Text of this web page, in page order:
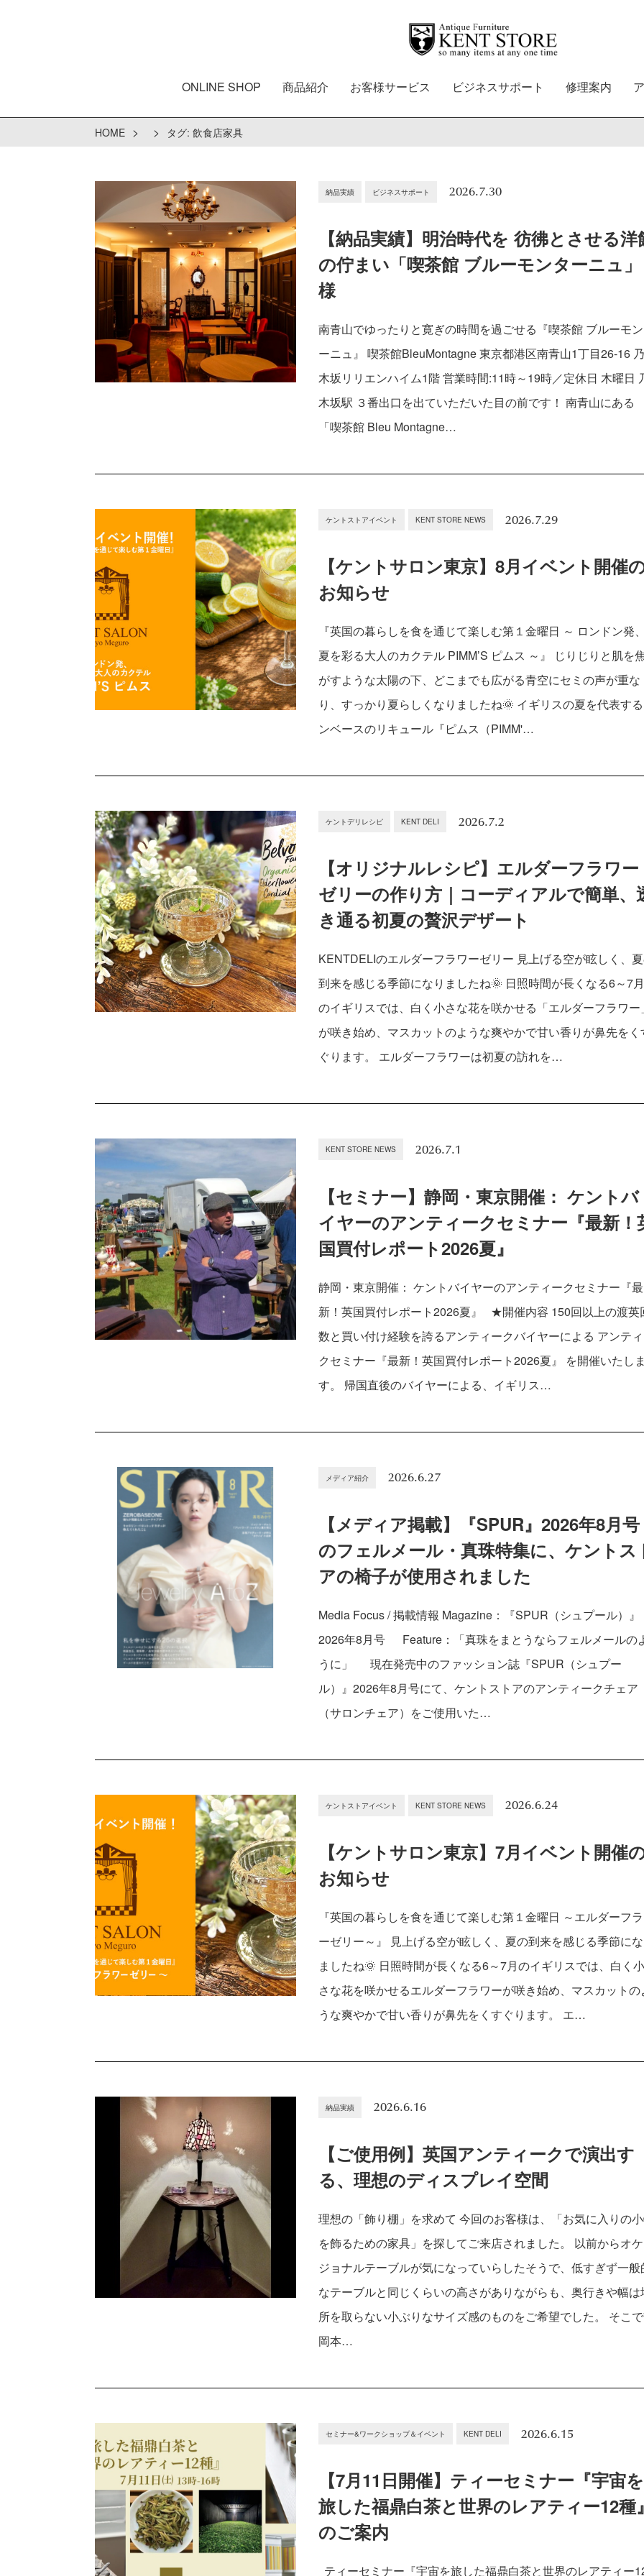
ONLINE SHOP 商品紹介 お客様サービス ビジネスサポート 修理案内
HOME > > タグ: 飲食店家具
納品実績 ビジネスサポート 2026.7.30
【納品実績】明治時代を 彷彿とさせる洋
の佇まい「喫茶館 ブルーモンターニュ」
様
南青山でゆったりと寛ぎの時間を過ごせる『喫茶館 ブルーモ
ーニュ』 喫茶館BleuMontagne 東京都港区南青山1丁目26-16 乃
木坂リリエンハイム1階 営業時間:11時～19時／定休日 木曜日
木坂駅 ３番出口を出ていただいた目の前です！ 南青山にある
「喫茶館 Bleu Montagne…
ケントストアイベント KENT STORE NEWS 2026.7.29
【ケントサロン東京】8月イベント開催
お知らせ
『英国の暮らしを食を通じて楽しむ第１金曜日 ～ ロンドン発、
夏を彩る大人のカクテル PIMM’S ピムス ～』 じりじりと肌を
がすような太陽の下、どこまでも広がる青空にセミの声が重な
り、すっかり夏らしくなりましたね🌞 イギリスの夏を代表す
ンベースのリキュール『ピムス（PIMM'…
ケントデリレシピ KENT DELI 2026.7.2
【オリジナルレシピ】エルダーフラワー
ゼリーの作り方｜コーディアルで簡単、
き通る初夏の贅沢デザート
KENTDELIのエルダーフラワーゼリー 見上げる空が眩しく、
到来を感じる季節になりましたね🌞 日照時間が長くなる6～7月
のイギリスでは、白く小さな花を咲かせる「エルダーフラワー
が咲き始め、マスカットのような爽やかで甘い香りが鼻先をく
ぐります。 エルダーフラワーは初夏の訪れを…
KENT STORE NEWS 2026.7.1
【セミナー】静岡・東京開催： ケントバ
イヤーのアンティークセミナー『最新！
国買付レポート2026夏』
静岡・東京開催： ケントバイヤーのアンティークセミナー『最
新！英国買付レポート2026夏』 ★開催内容 150回以上の渡英
数と買い付け経験を誇るアンティークバイヤーによる アンテ
クセミナー『最新！英国買付レポート2026夏』 を開催いたしま
す。 帰国直後のバイヤーによる、イギリス…
メディア紹介 2026.6.27
【メディア掲載】『SPUR』2026年8月号
のフェルメール・真珠特集に、ケントス
アの椅子が使用されました
Media Focus / 掲載情報 Magazine：『SPUR（シュプール）』
2026年8月号 Feature：「真珠をまとうならフェルメールの
うに」 現在発売中のファッション誌『SPUR（シュプー
ル）』2026年8月号にて、ケントストアのアンティークチェア
（サロンチェア）をご使用いた…
ケントストアイベント KENT STORE NEWS 2026.6.24
【ケントサロン東京】7月イベント開催
お知らせ
『英国の暮らしを食を通じて楽しむ第１金曜日 ～エルダーフ
ーゼリー～』 見上げる空が眩しく、夏の到来を感じる季節にな
ましたね🌞 日照時間が長くなる6～7月のイギリスでは、白く小
さな花を咲かせるエルダーフラワーが咲き始め、マスカットの
うな爽やかで甘い香りが鼻先をくすぐります。 エ…
納品実績 2026.6.16
【ご使用例】英国アンティークで演出す
る、理想のディスプレイ空間
理想の「飾り棚」を求めて 今回のお客様は、「お気に入りの
を飾るための家具」を探してご来店されました。 以前からオ
ジョナルテーブルが気になっていらしたそうで、低すぎず一般
なテーブルと同じくらいの高さがありながらも、奥行きや幅は
所を取らない小ぶりなサイズ感のものをご希望でした。 そこ
岡本…
セミナー&ワークショップ＆イベント KENT DELI 2026.6.15
【7月11日開催】ティーセミナー『宇宙を
旅した福鼎白茶と世界のレアティー12種』
のご案内
ティーセミナー『宇宙を旅した福鼎白茶と世界のレアティー